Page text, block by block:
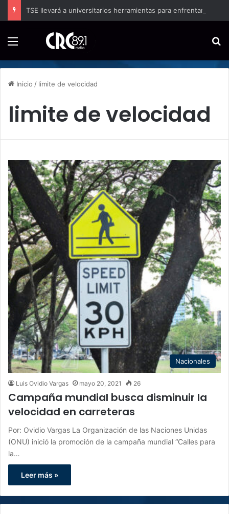
Inicio / limite de velocidad
limite de velocidad
Nacionales
Luis Ovidio Vargas mayo 20, 2021 26
Campaña mundial busca disminuir la
velocidad en carreteras
Por: Ovidio Vargas La Organización de las Naciones Unidas
(ONU) inició la promoción de la campaña mundial “Calles para
la…
Leer más »